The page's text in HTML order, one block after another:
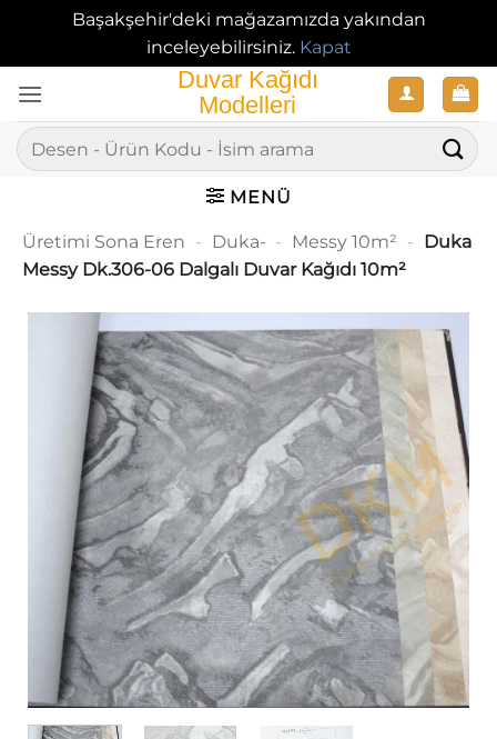
Başakşehir'deki mağazamızda yakından
inceleyebilirsiniz. Kapat
atla
Ara:
MENÜ
Üretimi Sona Eren - Duka- - Messy 10m² - Duka
Messy Dk.306-06 Dalgalı Duvar Kağıdı 10m²